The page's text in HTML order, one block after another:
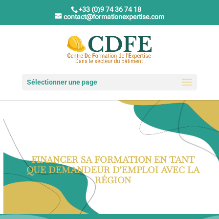
+33 (0)9 74 36 74 18
contact@formationexpertise.com
Sélectionner une page
FINANCER SA FORMATION EN TANT
QUE DEMANDEUR D’EMPLOI AVEC LA
RÉGION